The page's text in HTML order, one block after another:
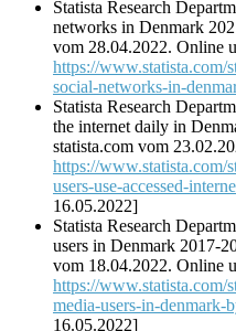
Statista Research
networks in Denmark
vom 28.04.2022. Online
https://www.statista.com/
social-networks-in-
Statista Research
the internet daily in
statista.com vom
https://www.statista.com/
users-use-accessed-
16.05.2022]
Statista Research
users in Denmark 2017-
vom 18.04.2022. Online
https://www.statista.com/
media-users-in-denmark-
16.05.2022]